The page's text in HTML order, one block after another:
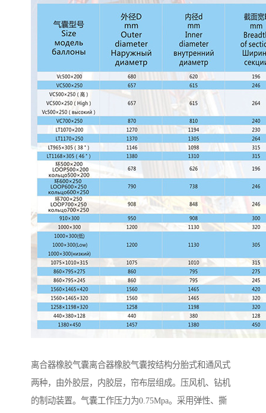
离合器橡胶气囊离合器橡胶气囊按结构分胎式和通风式
两种，由外胶层，内胶层，帘布层组成。压风机、钻机
的制动装置。气囊工作压力为0.75Mpa。采用弹性、撕